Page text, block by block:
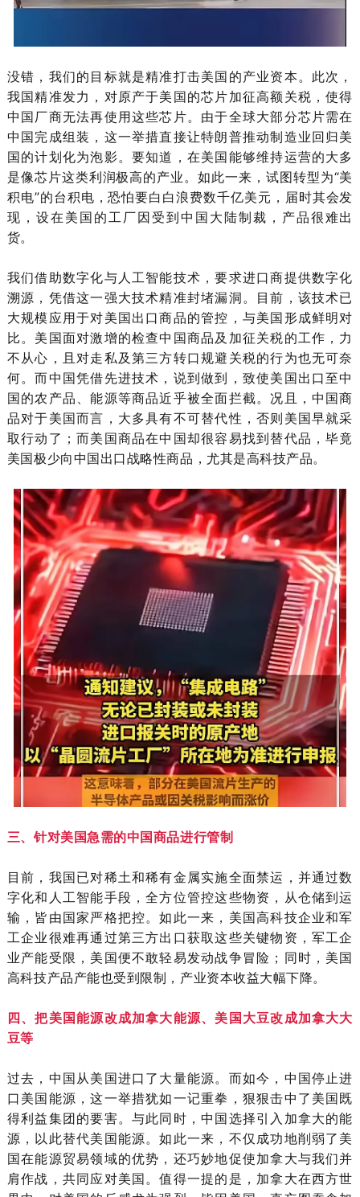
没错，我们的目标就是精准打击美国的产业资本。此次，
我国精准发力，对原产于美国的芯片加征高额关税，使得
中国厂商无法再使用这些芯片。由于全球大部分芯片需在
中国完成组装，这一举措直接让特朗普推动制造业回归美
国的计划化为泡影。要知道，在美国能够维持运营的大多
是像芯片这类利润极高的产业。如此一来，试图转型为“美
积电”的台积电，恐怕要白白浪费数千亿美元，届时其会发
现，设在美国的工厂因受到中国大陆制裁，产品很难出
货。
我们借助数字化与人工智能技术，要求进口商提供数字化
溯源，凭借这一强大技术精准封堵漏洞。目前，该技术已
大规模应用于对美国出口商品的管控，与美国形成鲜明对
比。美国面对激增的检查中国商品及加征关税的工作，力
不从心，且对走私及第三方转口规避关税的行为也无可奈
何。而中国凭借先进技术，说到做到，致使美国出口至中
国的农产品、能源等商品近乎被全面拦截。况且，中国商
品对于美国而言，大多具有不可替代性，否则美国早就采
取行动了；而美国商品在中国却很容易找到替代品，毕竟
美国极少向中国出口战略性商品，尤其是高科技产品。
三、针对美国急需的中国商品进行管制
目前，我国已对稀土和稀有金属实施全面禁运，并通过数
字化和人工智能手段，全方位管控这些物资，从仓储到运
输，皆由国家严格把控。如此一来，美国高科技企业和军
工企业很难再通过第三方出口获取这些关键物资，军工企
业产能受限，美国便不敢轻易发动战争冒险；同时，美国
高科技产品产能也受到限制，产业资本收益大幅下降。
四、把美国能源改成加拿大能源、美国大豆改成加拿大大
豆等
过去，中国从美国进口了大量能源。而如今，中国停止进
口美国能源，这一举措犹如一记重拳，狠狠击中了美国既
得利益集团的要害。与此同时，中国选择引入加拿大的能
源，以此替代美国能源。如此一来，不仅成功地削弱了美
国在能源贸易领域的优势，还巧妙地促使加拿大与我们并
肩作战，共同应对美国。值得一提的是，加拿大在西方世